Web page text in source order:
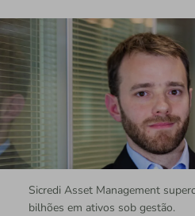
Sicredi Asset Management
bilhões em ativos sob gestão.